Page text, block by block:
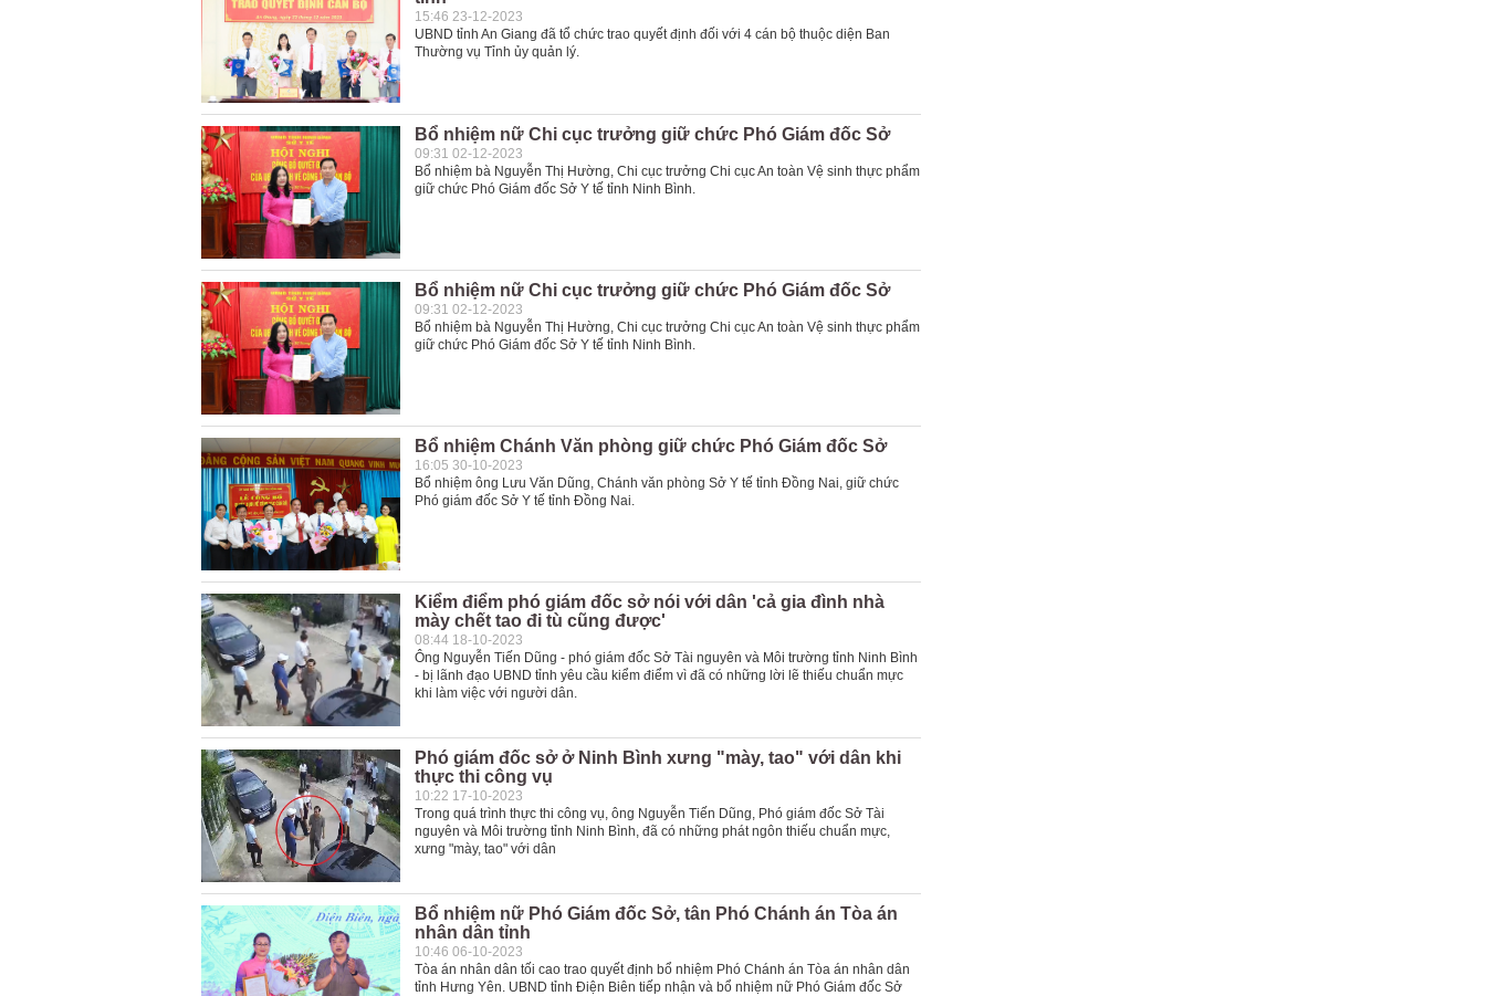
15:46 23-12-2023
UBND tỉnh An Giang đã tổ chức trao quyết định đối với 4 cán bộ thuộc diện Ban
Thường vụ Tỉnh ủy quản lý.
Bổ nhiệm nữ Chi cục trưởng giữ chức Phó Giám đốc Sở
09:31 02-12-2023
Bổ nhiệm bà Nguyễn Thị Hường, Chi cục trưởng Chi cục An toàn Vệ sinh thực phẩm
giữ chức Phó Giám đốc Sở Y tế tỉnh Ninh Bình.
Bổ nhiệm nữ Chi cục trưởng giữ chức Phó Giám đốc Sở
09:31 02-12-2023
Bổ nhiệm bà Nguyễn Thị Hường, Chi cục trưởng Chi cục An toàn Vệ sinh thực phẩm
giữ chức Phó Giám đốc Sở Y tế tỉnh Ninh Bình.
Bổ nhiệm Chánh Văn phòng giữ chức Phó Giám đốc Sở
16:05 30-10-2023
Bổ nhiệm ông Lưu Văn Dũng, Chánh văn phòng Sở Y tế tỉnh Đồng Nai, giữ chức
Phó giám đốc Sở Y tế tỉnh Đồng Nai.
Kiểm điểm phó giám đốc sở nói với dân 'cả gia đình nhà
mày chết tao đi tù cũng được'
08:44 18-10-2023
Ông Nguyễn Tiến Dũng - phó giám đốc Sở Tài nguyên và Môi trường tỉnh Ninh Bình
- bị lãnh đạo UBND tỉnh yêu cầu kiểm điểm vì đã có những lời lẽ thiếu chuẩn mực
khi làm việc với người dân.
Phó giám đốc sở ở Ninh Bình xưng "mày, tao" với dân khi
thực thi công vụ
10:22 17-10-2023
Trong quá trình thực thi công vụ, ông Nguyễn Tiến Dũng, Phó giám đốc Sở Tài
nguyên và Môi trường tỉnh Ninh Bình, đã có những phát ngôn thiếu chuẩn mực,
xưng "mày, tao" với dân
Bổ nhiệm nữ Phó Giám đốc Sở, tân Phó Chánh án Tòa án
nhân dân tỉnh
10:46 06-10-2023
Tòa án nhân dân tối cao trao quyết định bổ nhiệm Phó Chánh án Tòa án nhân dân
tỉnh Hưng Yên. UBND tỉnh Điện Biên tiếp nhận và bổ nhiệm nữ Phó Giám đốc Sở